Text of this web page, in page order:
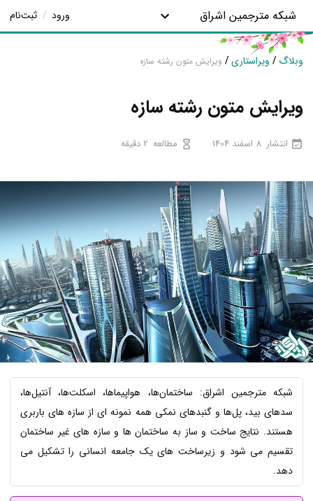
شبکه مترجمین اشراق ورود / ثبت‌نام
وبلاگ / ویراستاری/ ویرایش متون رشته سازه
ویرایش متون رشته سازه
انتشار 8 اسفند 1404 مطالعه 2 دقیقه
شبکه مترجمین اشراق: ساختمان‌ها، هواپیماها، اسکلت‌ها، آنتیل‌ها،
سدهای بید، پل‌ها و گنبدهای نمکی همه نمونه ای از سازه های باربری
هستند. نتایج ساخت و ساز به ساختمان ها و سازه های غیر ساختمان
تقسیم می شود و زیرساخت های یک جامعه انسانی را تشکیل می
دهد.